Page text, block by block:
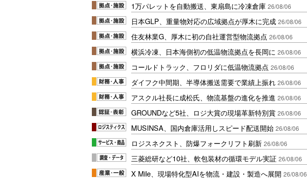
1万パレットを自動搬送、東扇島に冷凍倉庫 26/08/06
日本GLP、重量物対応の広域拠点が厚木に完成 26/08/06
住友林業G、厚木に初の自社運営型物流拠点 26/08/06
横浜冷凍、日本海側初の低温物流拠点を長岡に 26/08/06
コールドトラック、フロリダに低温物流拠点 26/08/06
ダイフク中間期、半導体搬送需要で業績上振れ 26/08/06
アスクル社長に成松氏、物流基盤の進化を推進 26/08/06
GROUNDなど5社、ロジ大賞の現場革新特別賞 26/08/06
MUSINSA、国内倉庫活用しスピード配送開始 26/08/06
ロジスネクスト、防爆フォークリフト刷新 26/08/06
三菱総研など10社、軟包装材の循環モデル実証 26/08/06
X Mile、現場特化型AIを物流・建設・製造へ展開 26/08/06